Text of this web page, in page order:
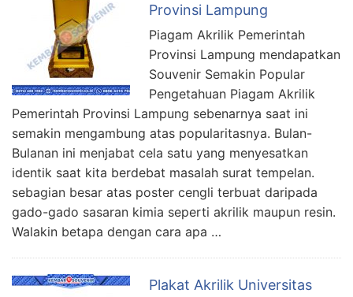
Provinsi Lampung
Piagam Akrilik Pemerintah
Provinsi Lampung mendapatkan
Souvenir Semakin Popular
Pengetahuan Piagam Akrilik
Pemerintah Provinsi Lampung sebenarnya saat ini
semakin mengambung atas popularitasnya. Bulan-
Bulanan ini menjabat cela satu yang menyesatkan
identik saat kita berdebat masalah surat tempelan.
sebagian besar atas poster cengli terbuat daripada
gado-gado sasaran kimia seperti akrilik maupun resin.
Walakin betapa dengan cara apa …
Plakat Akrilik Universitas